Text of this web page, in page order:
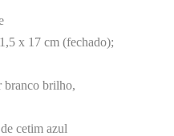
x 17 cm (fechado);
branco brilho,
cetim azul